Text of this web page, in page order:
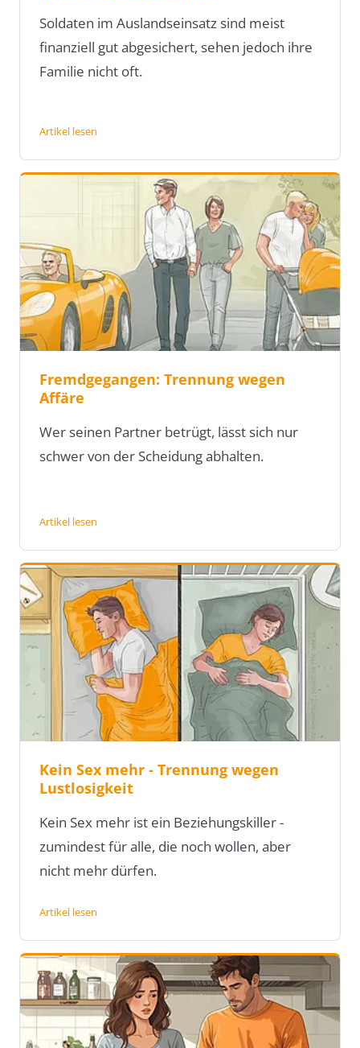
Soldaten im Auslandseinsatz sind meist
finanziell gut abgesichert, sehen jedoch ihre
Familie nicht oft.
Artikel lesen
Fremdgegangen: Trennung wegen
Affäre
Wer seinen Partner betrügt, lässt sich nur
schwer von der Scheidung abhalten.
Artikel lesen
Kein Sex mehr - Trennung wegen
Lustlosigkeit
Kein Sex mehr ist ein Beziehungskiller -
zumindest für alle, die noch wollen, aber
nicht mehr dürfen.
Artikel lesen